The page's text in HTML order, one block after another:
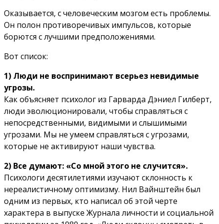
Оказывается, с человеческим мозгом есть проблемы.
Он полон противоречивых импульсов, которые
борются с лучшими предположениями.
Вот список:
1) Люди не воспринимают всерьез невидимые
угрозы.
Как объясняет психолог из Гарварда Дэниел Гилберт,
люди эволюционировали, чтобы справляться с
непосредственными, видимыми и слышимыми
угрозами. Мы не умеем справляться с угрозами,
которые не активируют наши чувства.
2) Все думают: «Со мной этого не случится».
Психологи десятилетиями изучают склонность к
нереалистичному оптимизму. Нил Вайнштейн был
одним из первых, кто написал об этой черте
характера в выпуске Журнала личности и социальной